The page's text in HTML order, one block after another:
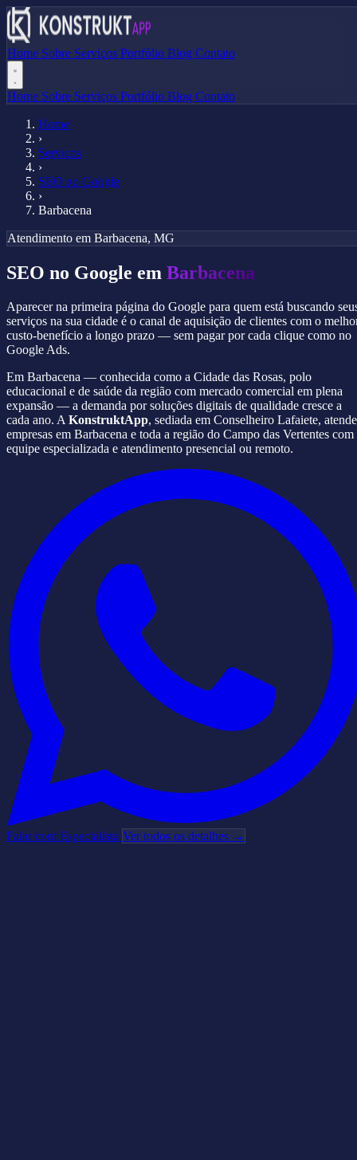
Home Sobre Serviços Portfólio Blog Contato
Home Sobre Serviços Portfólio Blog Contato
Home
›
Serviços
›
SEO no Google
›
Barbacena
Atendimento em Barbacena, MG
SEO no Google em Barbacena
Aparecer na primeira página do Google para quem está buscando
serviços na sua cidade é o canal de aquisição de clientes com o
custo-benefício a longo prazo — sem pagar por cada clique como no
Google Ads.
Em Barbacena — conhecida como a Cidade das Rosas, polo
educacional e de saúde da região com mercado comercial em plena
expansão — a demanda por soluções digitais de qualidade cresce a
cada ano. A KonstruktApp, sediada em Conselheiro Lafaiete, atende
empresas em Barbacena e toda a região do Campo das Vertentes com
equipe especializada e atendimento presencial ou remoto.
Falar com Especialista Ver todos os detalhes →